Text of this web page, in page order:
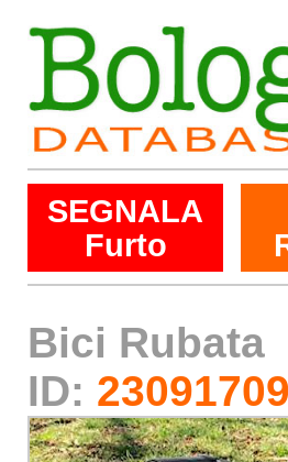
SEGNALA
Furto
Bici Rubata
ID: